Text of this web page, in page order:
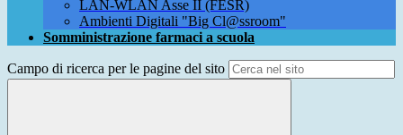
LAN-WLAN Asse II (FESR)
Ambienti Digitali "Big Cl@ssroom"
Somministrazione farmaci a scuola
Campo di ricerca per le pagine del sito